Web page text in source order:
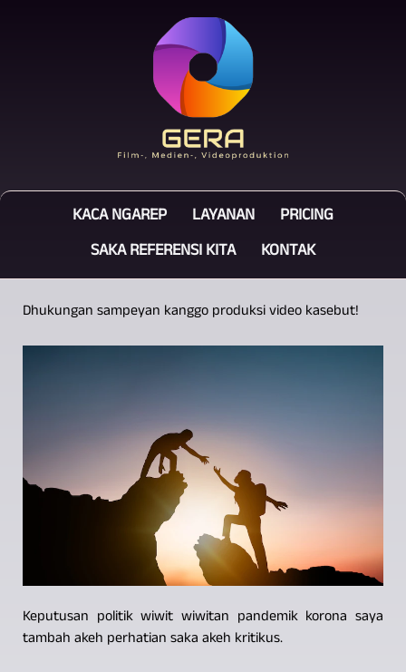
KACA NGAREP LAYANAN
PRICING
SAKA REFERENSI KITA
KONTAK
Dhukungan sampeyan kanggo produksi video kasebut!
Keputusan politik wiwit wiwitan pandemik korona saya
tambah akeh perhatian saka akeh kritikus.